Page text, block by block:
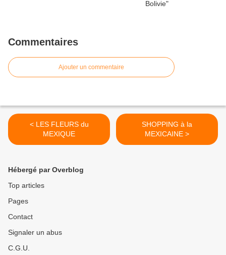
Commentaires
Ajouter un commentaire
< LES FLEURS du
MEXIQUE
SHOPPING à la
MEXICAINE >
Hébergé par Overblog
Top articles
Pages
Contact
Signaler un abus
C.G.U.